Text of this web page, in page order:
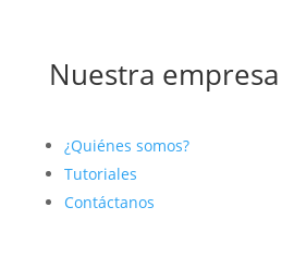
Nuestra empresa
¿Quiénes somos?
Tutoriales
Contáctanos